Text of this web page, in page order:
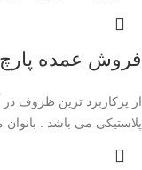
فروش عمده
از پرکاربرد ترین ظروف
پلاستیکی می باشد . بانوان